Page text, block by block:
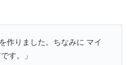
作りました。ちなみに マイ
す。」